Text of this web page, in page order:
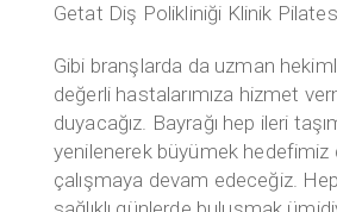
Getat Diş Polikliniği Klinik Pilates
Gibi branşlarda da uzman
değerli hastalarımıza hizmet
duyacağız. Bayrağı hep ileri
yenilenerek büyümek
çalışmaya devam edeceğiz.